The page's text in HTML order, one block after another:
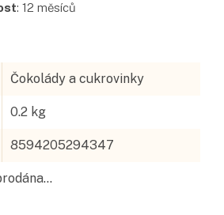
: 12 měsíců
Čokolády a cukrovinky
0.2 kg
8594205294347